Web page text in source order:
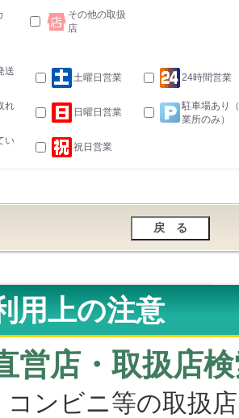
その他の取扱
店
送
土曜日営業 24時間営業
れ
日曜日営業
駐車場あり
業所のみ）
い
祝日営業
用上の注意
営店・取扱店
ンビニ等の取扱